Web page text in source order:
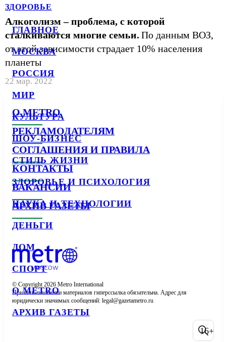
ГЛАВНОЕ
МОСКВА
РОССИЯ
МИР
КУЛЬТУРА
ШОУ-БИЗНЕС
СТИЛЬ ЖИЗНИ
ЗДОРОВЬЕ И ПСИХОЛОГИЯ
НАУКА И ТЕХНОЛОГИИ
ДЕНЬГИ
ДОМ
СПОРТ
О METRO
АРХИВ ГАЗЕТЫ
ЗДОРОВЬЕ
Алкоголизм – проблема, с которой
сталкиваются многие семьи. По данным ВОЗ,
от этой зависимости страдает 10% населения
планеты
22 мар. 2022
О METRO
РЕКЛАМОДАТЕЛЯМ
СОГЛАШЕНИЯ И ПРАВИЛА
КОНТАКТЫ
ВАКАНСИИ
АРХИВ ГАЗЕТЫ
© Copyright 2026 Metro International
При использовании материалов гиперссылка обязательна. Адрес для
юридически значимых сообщений:
16+